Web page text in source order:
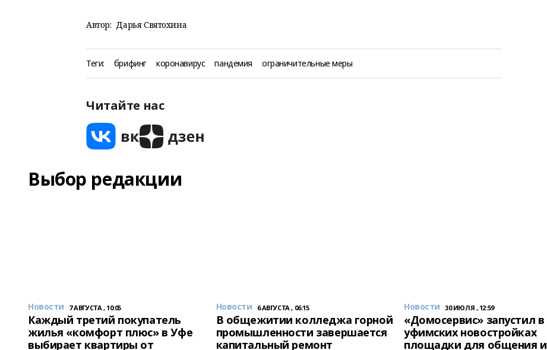
Автор: Дарья Святохина
Теги: брифинг коронавирус пандемия ограничительные меры
Читайте нас
Выбор редакции
Новости 7 АВГУСТА , 10:05
Каждый третий покупатель
жилья «комфорт плюс» в Уфе
выбирает квартиры от
Новости 6 АВГУСТА , 06:15
В общежитии колледжа горной
промышленности завершается
капитальный ремонт
Новости 30 ИЮЛЯ , 12:59
«Домосервис» запустил в
уфимских новостройках
площадки для общения и